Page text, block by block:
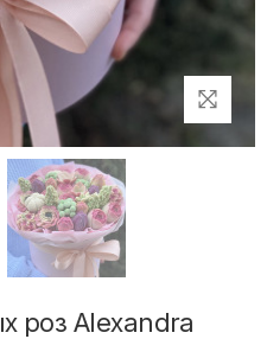
роз Alexandra